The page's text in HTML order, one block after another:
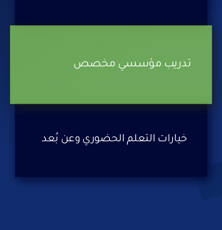
تدريب مؤسسي مخصص
خيارات التعلم الحضوري وعن بُعد